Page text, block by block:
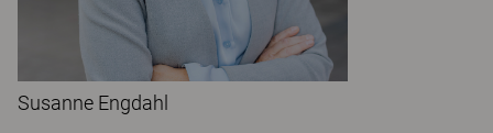
Susanne Engdahl